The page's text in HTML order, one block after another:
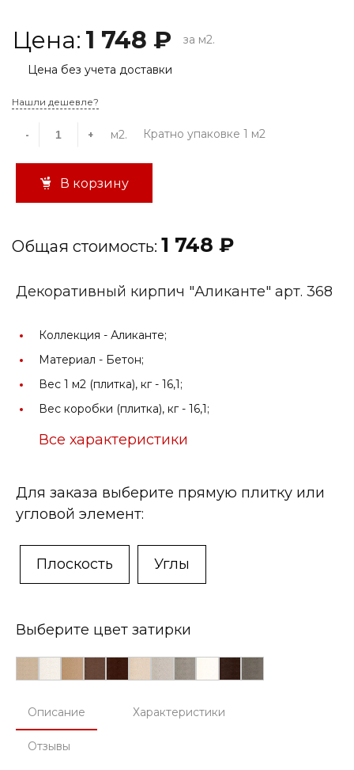
Цена: 1 748 ₽ за м2.
Цена без учета доставки
Общая стоимость: 1 748 ₽
Нашли дешевле?
- + м2. Кратно упаковке 1 м2
В корзину
Декоративный кирпич "Аликанте" арт. 368
Коллекция - Аликанте;
Материал - Бетон;
Вес 1 м2 (плитка), кг - 16,1;
Вес коробки (плитка), кг - 16,1;
Все характеристики
Для заказа выберите прямую плитку или
угловой элемент:
Плоскость Углы
Выберите цвет затирки
Описание Характеристики
Отзывы